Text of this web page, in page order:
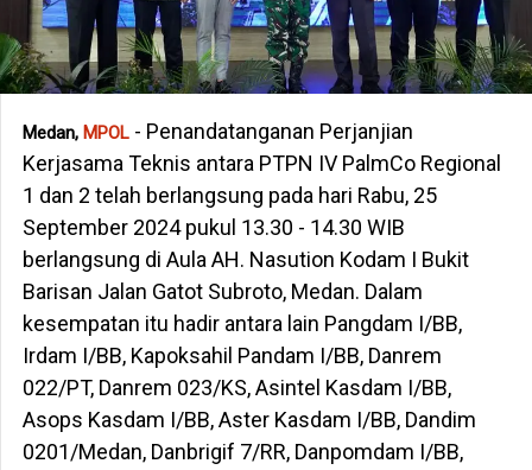
Medan, MPOL- Penandatanganan Perjanjian
Kerjasama Teknis antara PTPN IV PalmCo Regional
1 dan 2 telah berlangsung pada hari Rabu, 25
September 2024 pukul 13.30 - 14.30 WIB
berlangsung di Aula AH. Nasution Kodam I Bukit
Barisan Jalan Gatot Subroto, Medan. Dalam
kesempatan itu hadir antara lain Pangdam I/BB,
Irdam I/BB, Kapoksahil Pandam I/BB, Danrem
022/PT, Danrem 023/KS, Asintel Kasdam I/BB,
Asops Kasdam I/BB, Aster Kasdam I/BB, Dandim
0201/Medan, Danbrigif 7/RR, Danpomdam I/BB,